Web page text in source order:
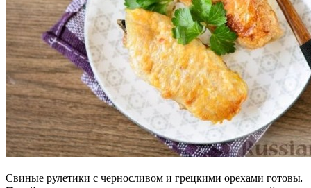
Свиные рулетики с черносливом и грецкими орехами готовы.